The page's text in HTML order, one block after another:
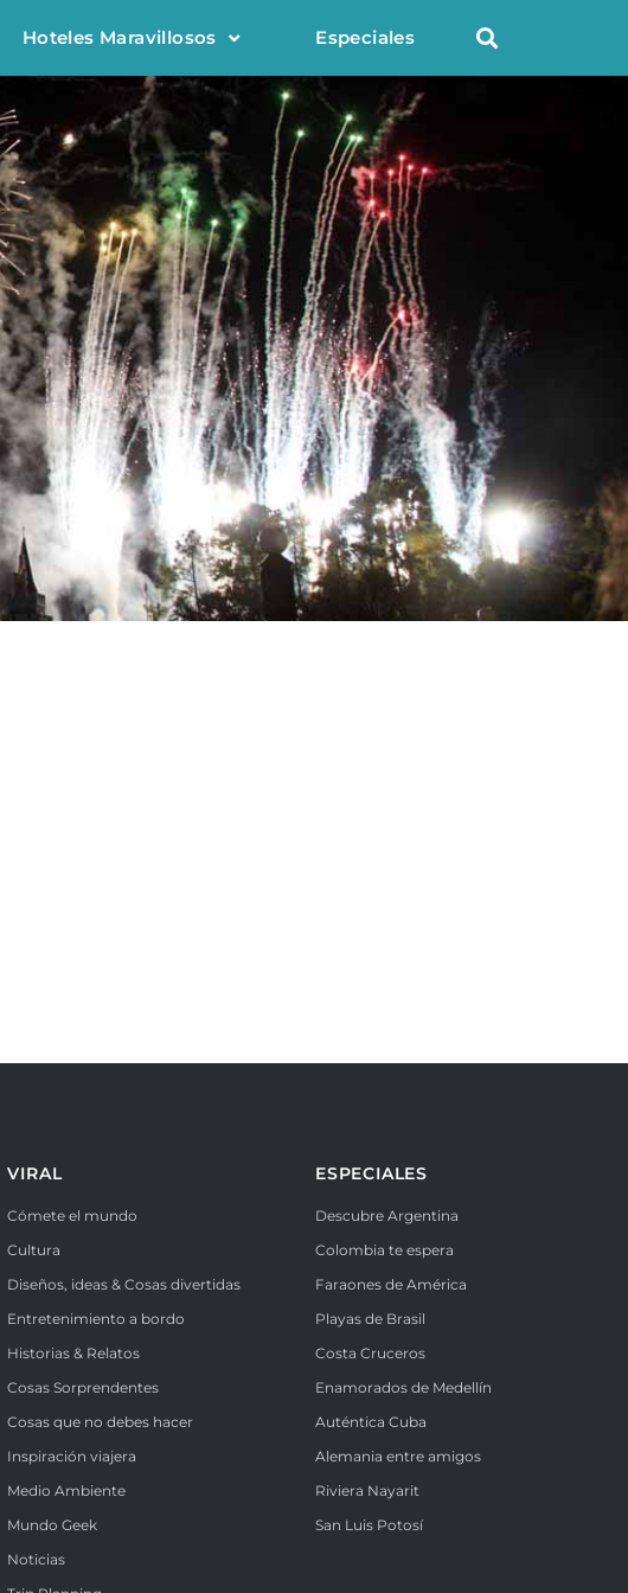
Hoteles Maravillosos Especiales
VIRAL
Cómete el mundo
Cultura
Diseños, ideas & Cosas divertidas
Entretenimiento a bordo
Historias & Relatos
Cosas Sorprendentes
Cosas que no debes hacer
Inspiración viajera
Medio Ambiente
Mundo Geek
Noticias
ESPECIALES
Descubre Argentina
Colombia te espera
Faraones de América
Playas de Brasil
Costa Cruceros
Enamorados de Medellín
Auténtica Cuba
Alemania entre amigos
Riviera Nayarit
San Luis Potosí